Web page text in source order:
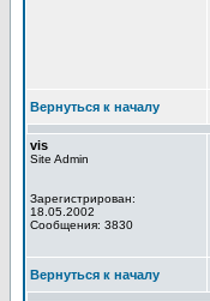
Вернуться к началу
vis
Site Admin
Зарегистрирован:
18.05.2002
Сообщения: 3830
Вернуться к началу